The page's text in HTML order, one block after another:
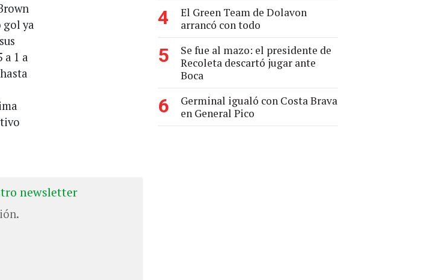
gol ya
a 1 a
newsletter
4
El Green Team de Dolavon
arrancó con todo
5
Se fue al mazo: el presidente de
Recoleta descartó jugar ante
Boca
6
Germinal igualó con Costa Brava
en General Pico